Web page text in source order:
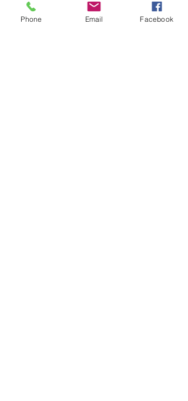
corrupción bajo el lema: “¡Tu creatividad y tu voz
cuentan!”.
Phone Email Facebook